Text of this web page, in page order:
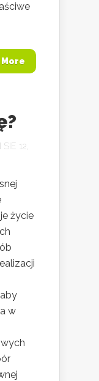
More
SIE 12,
życie
w